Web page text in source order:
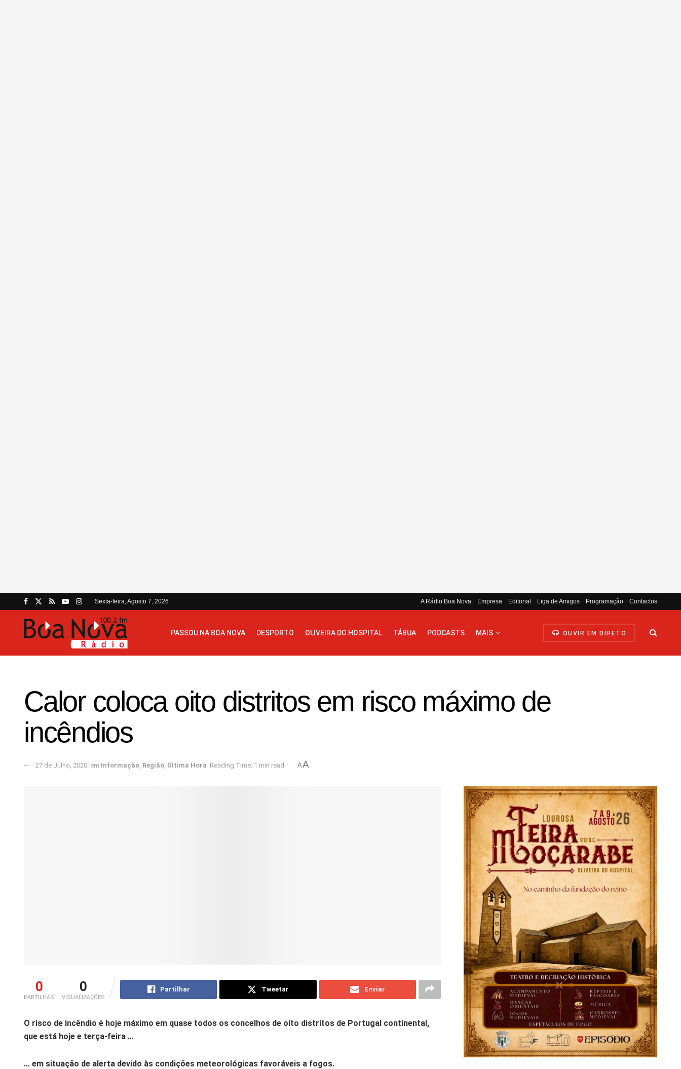
Sexta-feira, Agosto 7, 2026 A Rádio Boa Nova Empresa Editorial Liga de Amigos Programação Contactos
PASSOU NA BOA NOVA DESPORTO OLIVEIRA DO HOSPITAL TÁBUA PODCASTS MAIS OUVIR EM DIRETO
Calor coloca oito distritos em risco máximo de
incêndios
27 de Julho, 2020 em Informação, Região, Última Hora Reading Time: 1 min read AA
0
PARTILHAS
0
VISUALIZAÇÕES
Partilhar Tweetar Enviar
O risco de incêndio é hoje máximo em quase todos os concelhos de oito distritos de Portugal continental,
que está hoje e terça-feira …
… em situação de alerta devido às condições meteorológicas favoráveis a fogos.